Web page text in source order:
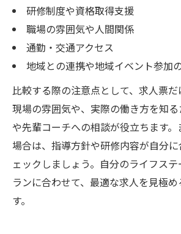
研修制度や資格取得支援
職場の雰囲気や人間関係
通勤・交通アクセス
地域との連携や地域イベント参加
比較する際の注意点として、求人票
現場の雰囲気や、実際の働き方を知
や先輩コーチへの相談が役立ちます
場合は、指導方針や研修内容が自分
ェックしましょう。自分のライフス
ランに合わせて、最適な求人を見極
す。